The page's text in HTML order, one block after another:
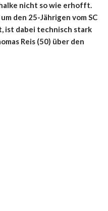
nicht so wie erhofft.
den 25-Jährigen vom SC
ist dabei technisch stark
Reis (50) über den